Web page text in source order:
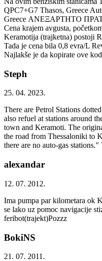
QPC7+G7 Thasos, Greece
Greece ΑΝΕΞΑΡΤΗΤΟ
Cena krajem avgusta,
Keramotija (trajketna) postoji
Tada je cena bila 0,8 evra/L
Najlakše je da kopirate ove
Steph
25. 04. 2023.
There are Petrol Stations
also refuel at stations around
town and Keramoti. The
the road from Thessaloniki to
there are no auto-gas
alexandar
12. 07. 2012.
Ima pumpa par kilometara ok
se lako uz pomoc navigacije
feribot(trajekt)Pozzz
BokiNS
21. 07. 2011.